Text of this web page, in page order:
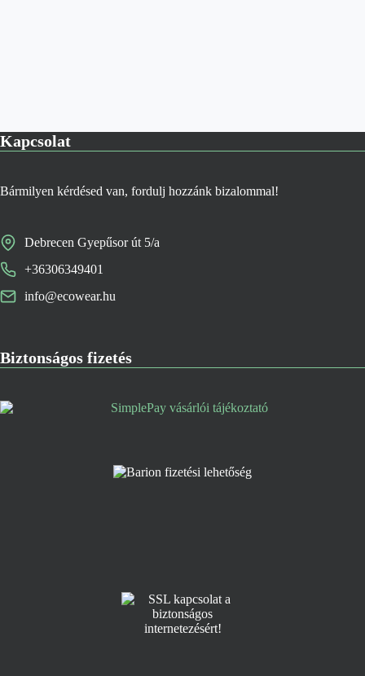
Kapcsolat
Bármilyen kérdésed van, fordulj hozzánk bizalommal!
Debrecen Gyepűsor út 5/a
+36306349401
info@ecowear.hu
Biztonságos fizetés